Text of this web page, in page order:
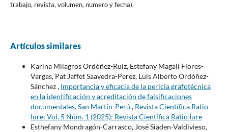
trabajo, revista, volumen, numero y fecha).
Artículos similares
Karina Milagros Ordóñez-Ruiz, Estefany Magali Flores-
Vargas, Pat Jaffet Saavedra-Perez, Luis Alberto Ordóñez-
Sánchez , Importancia y eficacia de la pericia grafotécnica
en la identificación y acreditación de falsificaciones
documentales, San Martín-Perú , Revista Científica Ratio
Iure: Vol. 5 Núm. 1 (2025): Revista Científica Ratio Iure
Esthefany Mondragón-Carrasco, José Siaden-Valdivieso,